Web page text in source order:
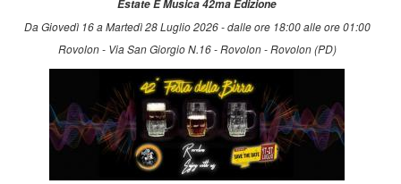
Estate E Musica 42ma Edizione
Da Giovedì 16 a Martedì 28 Luglio 2026 - dalle ore 18:00 alle ore 01:00
Rovolon - Via San Giorgio N.16 - Rovolon - Rovolon (PD)